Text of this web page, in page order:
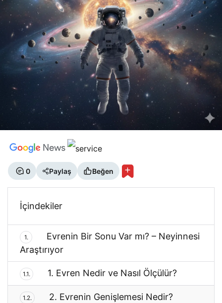
0 Paylaş Beğen
İçindekiler
1.
Evrenin Bir Sonu Var mı? – Neyinnesi
Araştırıyor
1.1. 1. Evren Nedir ve Nasıl Ölçülür?
1.2. 2. Evrenin Genişlemesi Nedir?